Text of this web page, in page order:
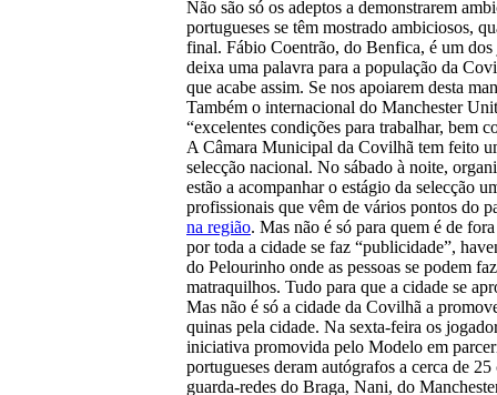
Não são só os adeptos a demonstrarem
portugueses se têm mostrado ambiciosos,
final. Fábio Coentrão, do Benfica, é um
deixa uma palavra para a população da
que acabe assim. Se nos apoiarem desta
Também o internacional do Manchester
“excelentes condições para trabalhar, bem
A Câmara Municipal da Covilhã tem feito
selecção nacional. No sábado à noite,
estão a acompanhar o estágio da selecção
profissionais que vêm de vários pontos do
na região. Mas não é só para quem é de
por toda a cidade se faz “publicidade”,
do Pelourinho onde as pessoas se podem
matraquilhos. Tudo para que a cidade se
Mas não é só a cidade da Covilhã a
quinas pela cidade. Na sexta-feira os
iniciativa promovida pelo Modelo em
portugueses deram autógrafos a cerca de
guarda-redes do Braga, Nani, do